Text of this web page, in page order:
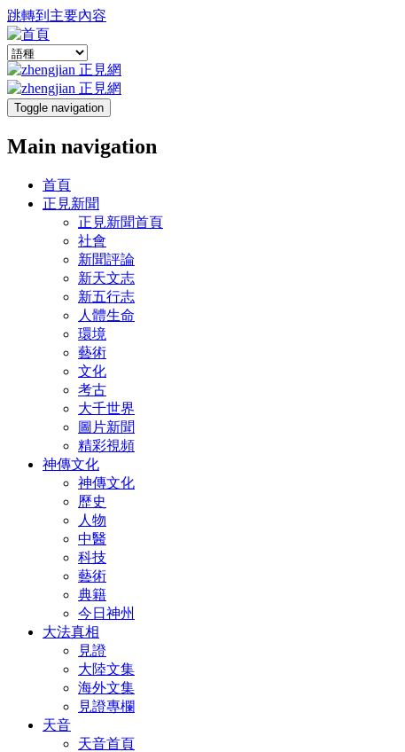
跳轉到主要內容
Toggle navigation
Main navigation
首頁
正見新聞
正見新聞首頁
社會
新聞評論
新天文志
新五行志
人體生命
環境
藝術
文化
考古
大千世界
圖片新聞
精彩視頻
神傳文化
神傳文化
歷史
人物
中醫
科技
藝術
典籍
今日神州
大法真相
見證
大陸文集
海外文集
見證專欄
天音
天音首頁